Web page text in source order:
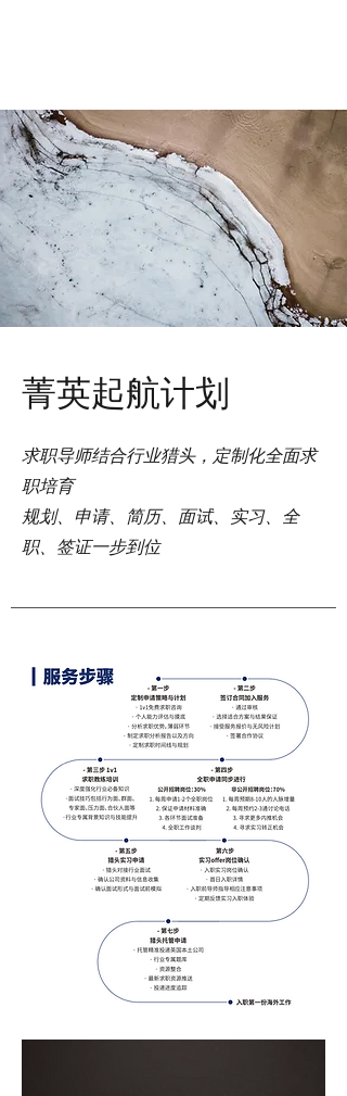
菁英起航计划
求职导师结合行业猎头，定制化全面求
职培育
规划、申请、简历、面试、实习、全
职、签证一步到位